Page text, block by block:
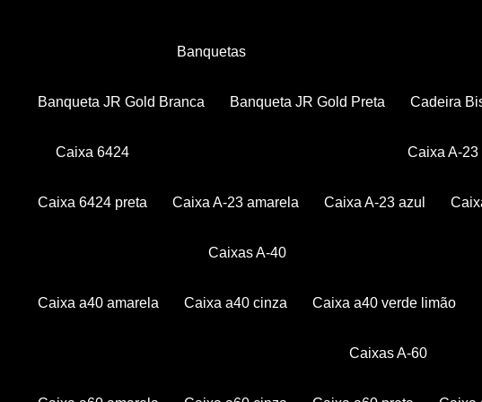
Banquetas
Banqueta JR Gold Branca Banqueta JR Gold Preta Cadeira
Caixa 6424
Caixa 6424 preta
Caixa A-23
Caixa A-23 amarela Caixa A-23 azul
Caixas A-40
Caixa a40 amarela Caixa a40 cinza Caixa a40 verde limão
Caixas A-60